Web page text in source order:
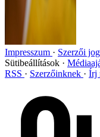
Impresszum Szerzői
Sütibeállítások
RSS
Szerzőinknek Írj